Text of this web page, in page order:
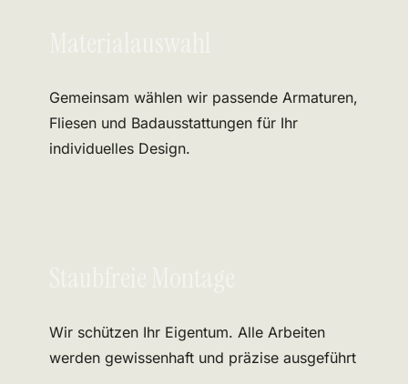
Gemeinsam wählen wir passende Armaturen,
Fliesen und Badausstattungen für Ihr
individuelles Design.
Wir schützen Ihr Eigentum. Alle Arbeiten
werden gewissenhaft und präzise ausgeführt